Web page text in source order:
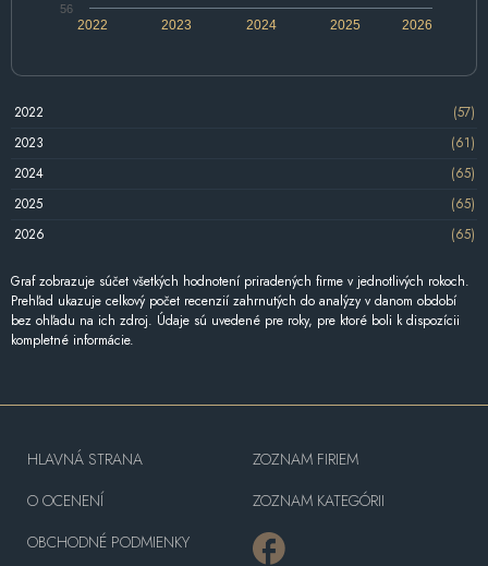
2022 2024 2026
2023 2025
56
2022
(57)
2023
(61)
2024
(65)
2025
(65)
2026
(65)
Graf zobrazuje súčet všetkých hodnotení priradených firme v jednotlivých rokoch.
Prehľad ukazuje celkový počet recenzií zahrnutých do analýzy v danom období
bez ohľadu na ich zdroj. Údaje sú uvedené pre roky, pre ktoré boli k dispozícii
kompletné informácie.
HLAVNÁ STRANA
O OCENENÍ
OBCHODNÉ PODMIENKY
ZOZNAM FIRIEM
ZOZNAM KATEGÓRII